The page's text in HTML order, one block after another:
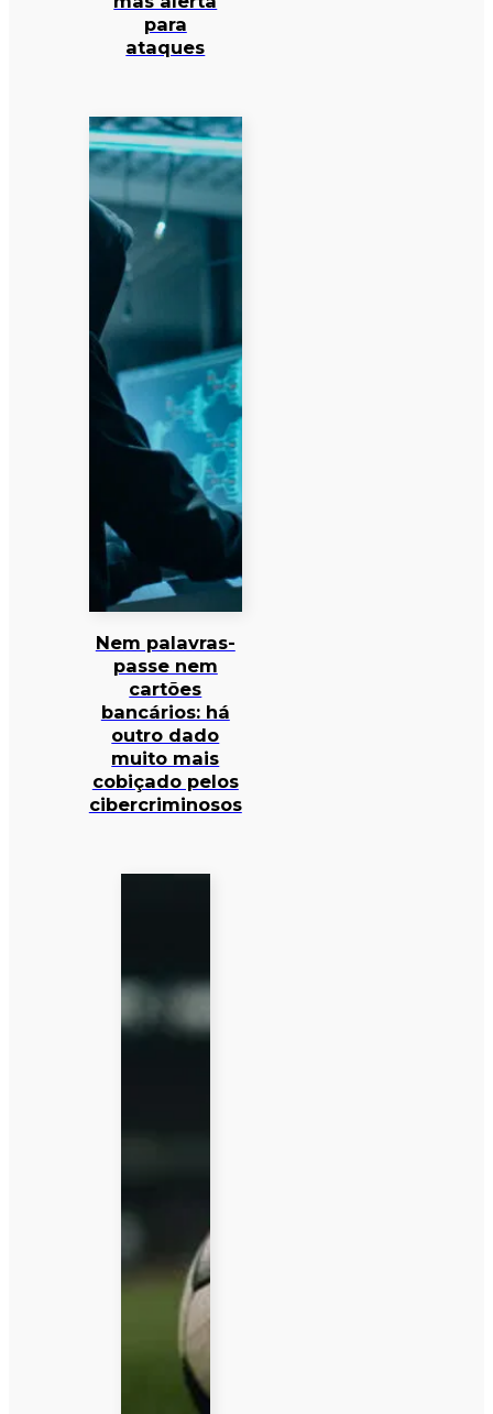
para
ataques
Nem palavras-
passe nem
cartões
bancários: há
outro dado
muito mais
cobiçado pelos
cibercriminosos